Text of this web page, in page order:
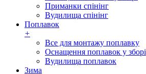
Приманки спінінг
Вудилища спінінг
Поплавок
+
Все для монтажу поплавку
Оснащення поплавок у зборі
Вудилища поплавок
Зима